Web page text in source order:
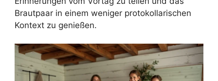
Brautpaar in einem weniger protokollarischen
Kontext zu genießen.